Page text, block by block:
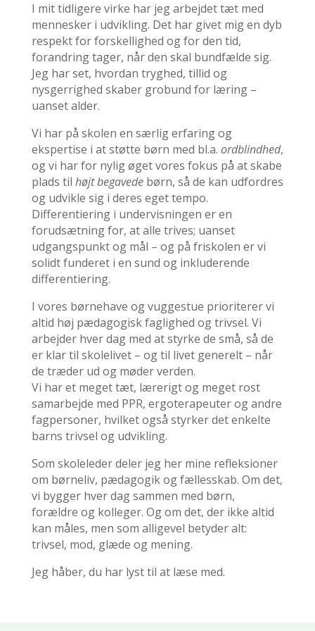
I mit tidligere virke har jeg arbejdet tæt med
mennesker i udvikling. Det har givet mig en dyb
respekt for forskellighed og for den tid,
forandring tager, når den skal bundfælde sig.
Jeg har set, hvordan tryghed, tillid og
nysgerrighed skaber grobund for læring –
uanset alder.
Vi har på skolen en særlig erfaring og
ekspertise i at støtte børn med bl.a. ordblindhed,
og vi har for nylig øget vores fokus på at skabe
plads til højt begavedebørn, så de kan udfordres
og udvikle sig i deres eget tempo.
Differentiering i undervisningen er en
forudsætning for, at alle trives; uanset
udgangspunkt og mål – og på friskolen er vi
solidt funderet i en sund og inkluderende
differentiering.
I vores børnehave og vuggestue prioriterer vi
altid høj pædagogisk faglighed og trivsel. Vi
arbejder hver dag med at styrke de små, så de
er klar til skolelivet – og til livet generelt – når
de træder ud og møder verden.
Vi har et meget tæt, lærerigt og meget rost
samarbejde med PPR, ergoterapeuter og andre
fagpersoner, hvilket også styrker det enkelte
barns trivsel og udvikling.
Som skoleleder deler jeg her mine refleksioner
om børneliv, pædagogik og fællesskab. Om det,
vi bygger hver dag sammen med børn,
forældre og kolleger. Og om det, der ikke altid
kan måles, men som alligevel betyder alt:
trivsel, mod, glæde og mening.
Jeg håber, du har lyst til at læse med.